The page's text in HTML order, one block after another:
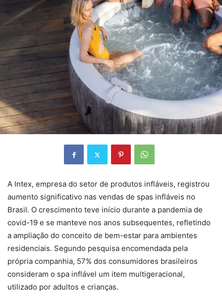
A Intex, empresa do setor de produtos infláveis, registrou
aumento significativo nas vendas de spas infláveis no
Brasil. O crescimento teve início durante a pandemia de
covid-19 e se manteve nos anos subsequentes, refletindo
a ampliação do conceito de bem-estar para ambientes
residenciais. Segundo pesquisa encomendada pela
própria companhia, 57% dos consumidores brasileiros
consideram o spa inflável um item multigeracional,
utilizado por adultos e crianças.